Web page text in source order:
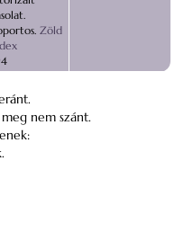
Zöld
nem szánt.